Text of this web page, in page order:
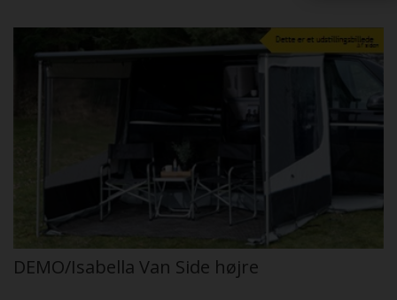
DEMO/Isabella Van Side højre